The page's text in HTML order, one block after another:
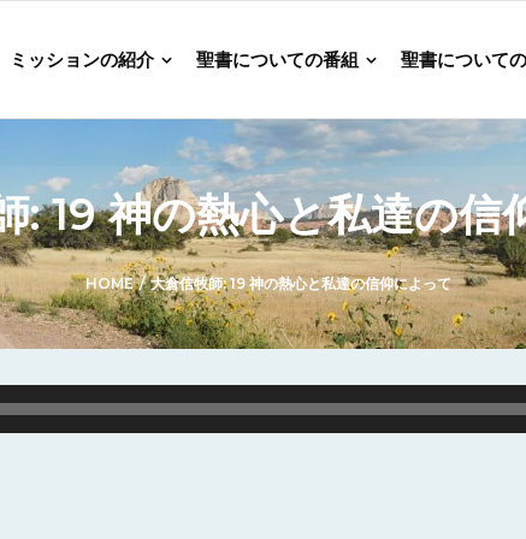
ミッションの紹介 聖書についての番組 聖書について
: 19 神の熱心と私達の信
HOME/大倉信牧師: 19 神の熱心と私達の信仰によって